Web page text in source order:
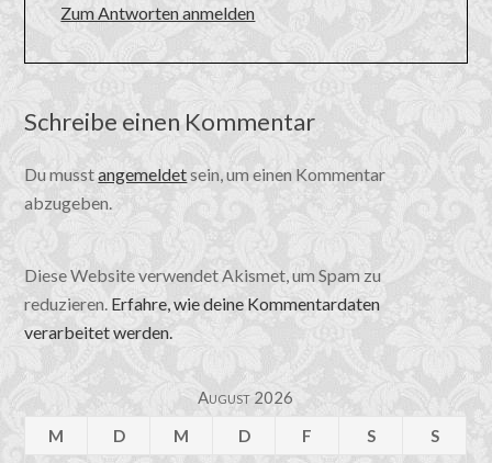
Zum Antworten anmelden
Schreibe einen Kommentar
Du musstangemeldetsein, um einen Kommentar
abzugeben.
Diese Website verwendet Akismet, um Spam zu
reduzieren. Erfahre, wie deine Kommentardaten
verarbeitet werden.
August 2026
M
D M D F S S